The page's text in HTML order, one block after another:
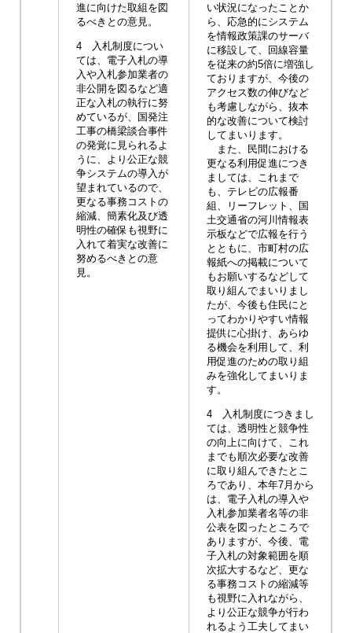
進に向けた取組を図
るべきとの意見。
4 入札制度につい
ては、電子入札の導
入や入札参加業者の
非公開を図るなど適
正な入札の執行に努
めているが、国発注
工事の橋梁談合事件
の発覚に見られるよ
うに、より公正な競
争システムの導入が
望まれているので、
更なる事務コストの
縮減、簡素化及び透
明性の確保も視野に
入れて着実な改善に
努めるべきとの意
見。
い状況になったことか
ら、応急的にシステム
を情報政策課のサーバ
に移設して、回線容量
を従来の約5倍に増強し
ておりますが、今後の
アクセス数の伸びなど
も考慮しながら、抜本
的な改善について検討
してまいります。
また、民間における
更なる利用促進につき
ましては、これまで
も、テレビの広報番
組、リーフレット、国
土交通省の河川情報表
示板などで広報を行う
とともに、市町村の広
報紙への掲載について
もお願いするなどして
取り組んでまいりまし
たが、今後も住民にと
ってわかりやすい情報
提供に心掛け、あらゆ
る機会を利用して、利
用促進のための取り組
みを強化してまいりま
す。
4 入札制度につきまし
ては、透明性と競争性
の向上に向けて、これ
までも順次必要な改善
に取り組んできたとこ
ろであり、本年7月から
は、電子入札の導入や
入札参加業者名等の非
公表を図ったところで
ありますが、今後、電
子入札の対象範囲を順
次拡大するなど、更な
る事務コストの縮減等
も視野に入れながら、
より公正な競争が行わ
れるよう工夫してまい